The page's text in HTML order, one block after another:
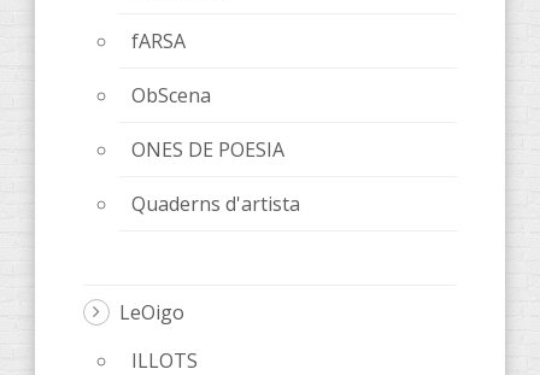
fARSA
ObScena
ONES DE POESIA
Quaderns d'artista
LeOigo
ILLOTS